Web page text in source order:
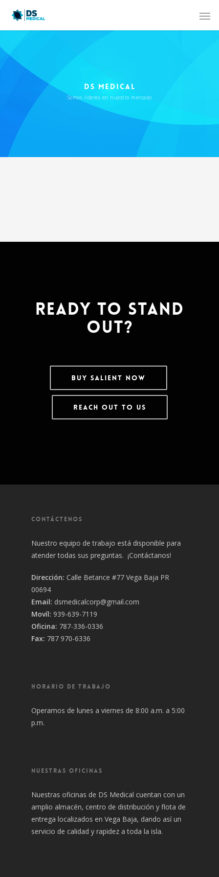
DS MEDICAL
Somos líderes en nuestro mercado
Ready To Stand
Out?
BUY SALIENT NOW
REACH OUT TO US
CONTÁCTENOS
Nuestro equipo de trabajo está disponible para
atender todas sus preguntas. ¡Contáctanos!
Dirección: Calle Betance #77 Vega Baja PR
00694
Email: dsmedicalcorp@gmail.com
Movíl: 939-639-7119
Oficina: 787-336-0336
Fax: 787 970-6336
HORARIO DE TRABAJO
Operamos de lunes a viernes de 8:00 a.m. a 5:00
p.m.
NUESTRAS OFICINAS
Nuestras oficinas de DS Medical cuentan con un
amplio almacén, centro de distribución y flota de
entrega localizados en Vega Baja, dando así un
servicio de calidad y rapidez a toda la isla.